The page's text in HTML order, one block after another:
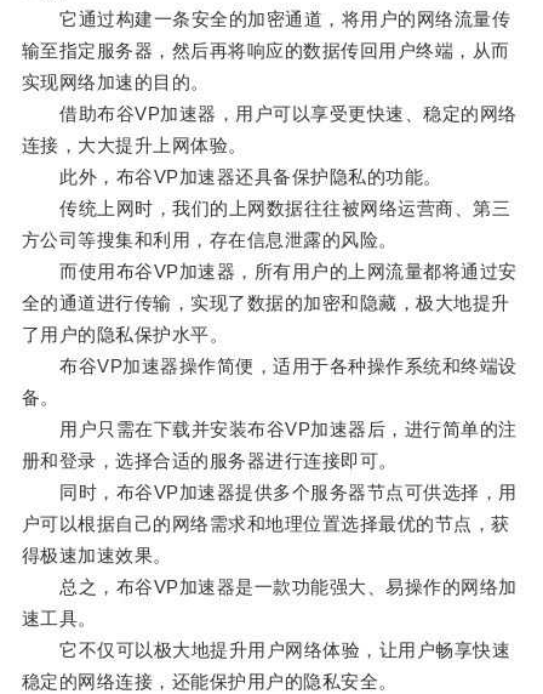
它通过构建一条安全的加密通道，将用户的网络流量传
输至指定服务器，然后再将响应的数据传回用户终端，从而
实现网络加速的目的。
借助布谷VP加速器，用户可以享受更快速、稳定的网络
连接，大大提升上网体验。
此外，布谷VP加速器还具备保护隐私的功能。
传统上网时，我们的上网数据往往被网络运营商、第三
方公司等搜集和利用，存在信息泄露的风险。
而使用布谷VP加速器，所有用户的上网流量都将通过安
全的通道进行传输，实现了数据的加密和隐藏，极大地提升
了用户的隐私保护水平。
布谷VP加速器操作简便，适用于各种操作系统和终端设
备。
用户只需在下载并安装布谷VP加速器后，进行简单的注
册和登录，选择合适的服务器进行连接即可。
同时，布谷VP加速器提供多个服务器节点可供选择，用
户可以根据自己的网络需求和地理位置选择最优的节点，获
得极速加速效果。
总之，布谷VP加速器是一款功能强大、易操作的网络加
速工具。
它不仅可以极大地提升用户网络体验，让用户畅享快速
稳定的网络连接，还能保护用户的隐私安全。